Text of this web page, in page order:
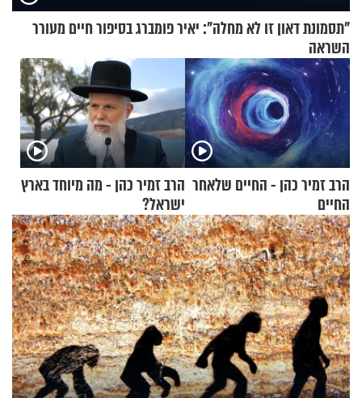
"תסמונת דאון זו לא מחלה": יאיר פומברג בסיפור חיים מעורר
השראה
הרב זמיר כהן - החיים שלאחר
החיים
הרב זמיר כהן - מה מיוחד בארץ
ישראל?